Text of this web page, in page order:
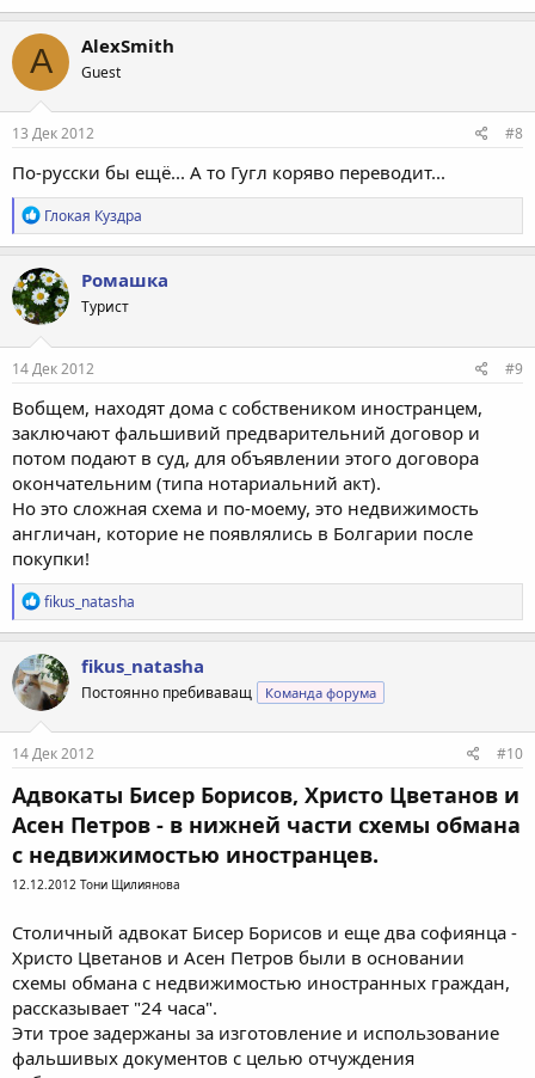
A AlexSmith
Guest
13 Дек 2012 #8
По-русски бы ещё... А то Гугл коряво переводит...
Р
е
а
к
ц
и
и
:
Глокая Куздра
Ромашка
Турист
14 Дек 2012 #9
Вобщем, находят дома с собствеником иностранцем,
заключают фальшивий предварительний договор и
потом подают в суд, для объявлении этого договора
окончательним (типа нотариальний акт).
Но это сложная схема и по-моему, это недвижимость
англичан, которие не появлялись в Болгарии после
покупки!
Р
е
а
к
ц
и
и
:
fikus_natasha
fikus_natasha
Постоянно пребиваващ Команда форума
14 Дек 2012 #10
Адвокаты Бисер Борисов, Христо Цветанов и
Асен Петров - в нижней части схемы обмана
с недвижимостью иностранцев.
12.12.2012 Тони Щилиянова
Столичный адвокат Бисер Борисов и еще два софиянца -
Христо Цветанов и Асен Петров были в основании
схемы обмана с недвижимостью иностранных граждан,
рассказывает "24 часа".
Эти трое задержаны за изготовление и использование
фальшивых документов с целью отчуждения